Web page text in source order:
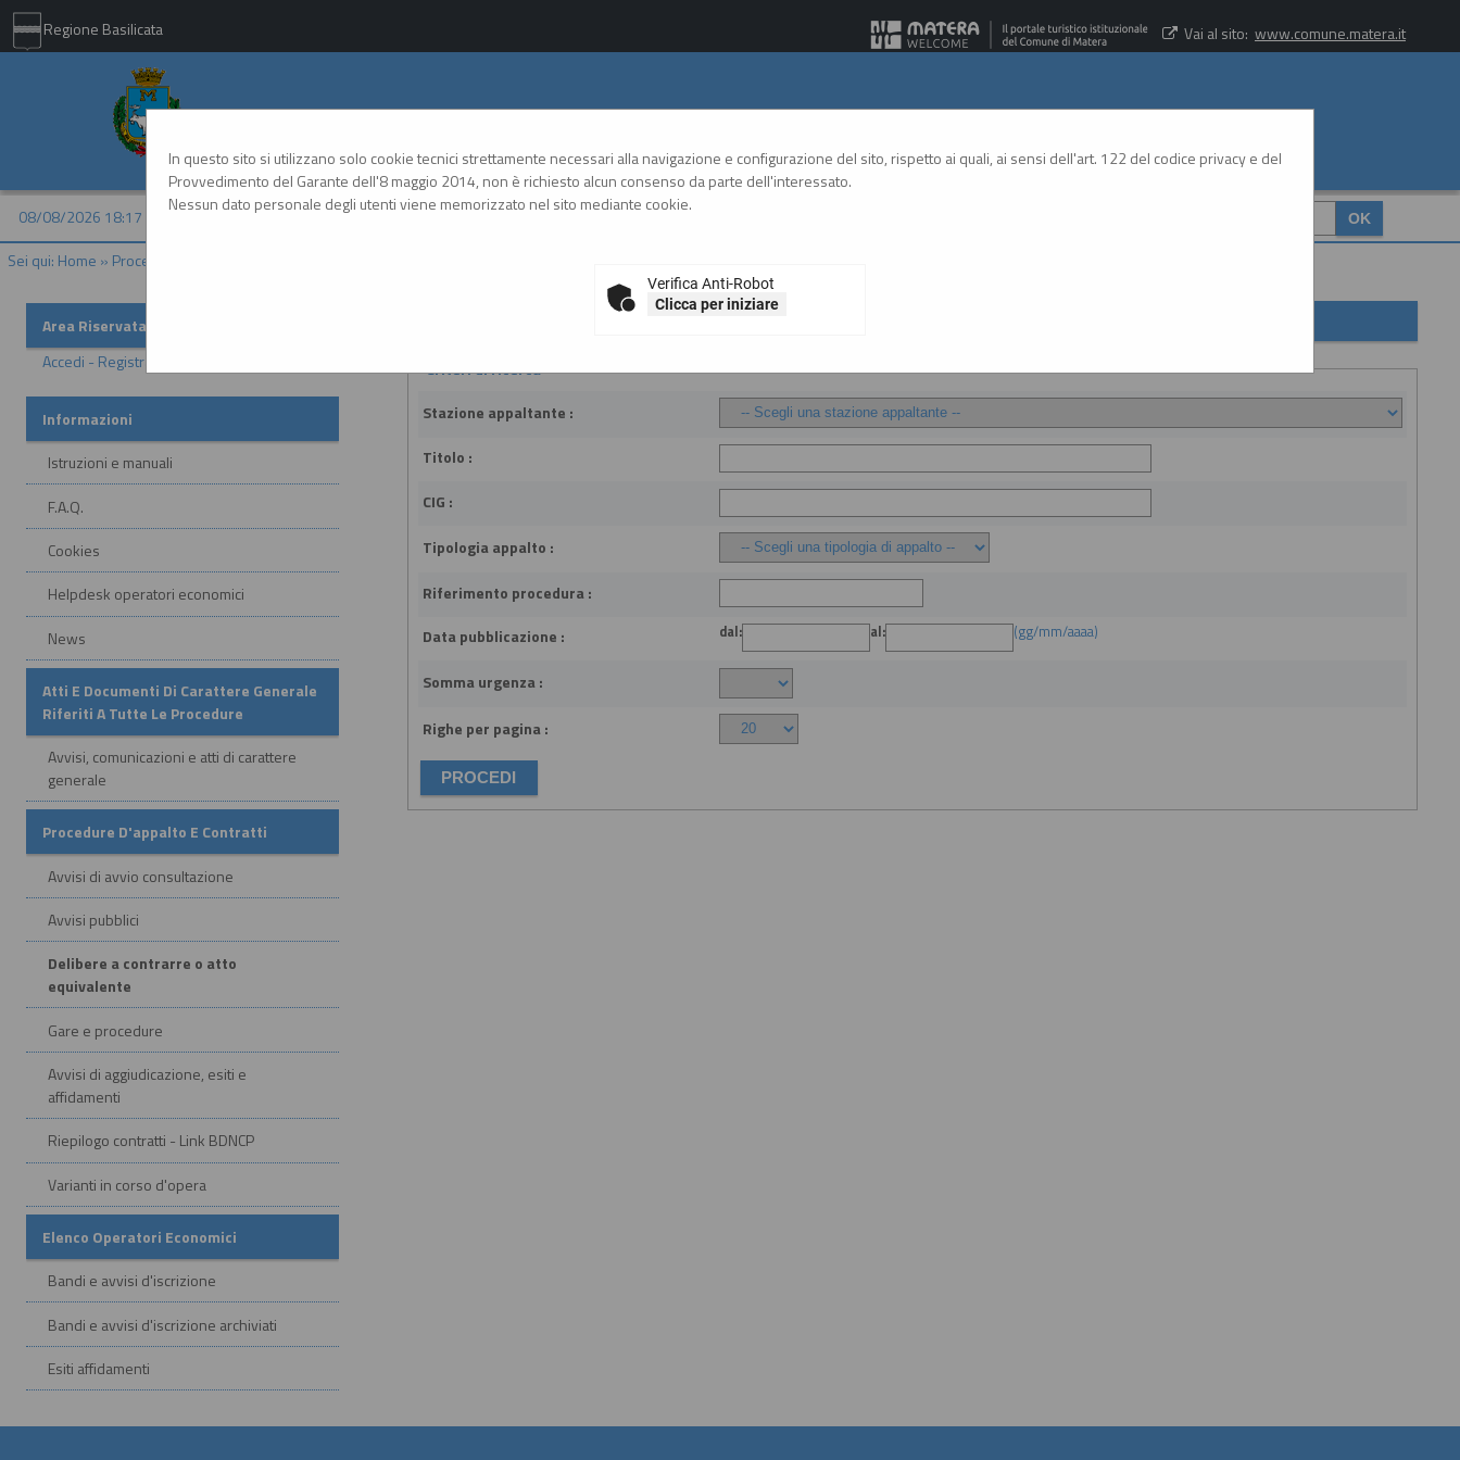
Regione Basilicata Vai al sito: www.comune.matera.it
Comune di Matera - Gare Telematiche
08/08/2026 18:17 A A GRAFICATESTO
Sei qui: Home » Procedure d'appalto e contratti
In questo sito si utilizzano solo cookie tecnici strettamente necessari alla navigazione e configurazione del sito, rispetto ai quali, ai sensi dell'art. 122 del codice privacy e del
Provvedimento del Garante dell'8 maggio 2014, non è richiesto alcun consenso da parte dell'interessato.
Nessun dato personale degli utenti viene memorizzato nel sito mediante cookie.
Verifica Anti-Robot
Clicca per iniziare
Area Riservata
Accedi - Registrati
Informazioni
Istruzioni e manuali
F.A.Q.
Cookies
Helpdesk operatori economici
News
Atti E Documenti Di Carattere Generale
Riferiti A Tutte Le Procedure
Avvisi, comunicazioni e atti di carattere
generale
Procedure D'appalto E Contratti
Avvisi di avvio consultazione
Avvisi pubblici
Delibere a contrarre o atto
equivalente
Gare e procedure
Avvisi di aggiudicazione, esiti e
affidamenti
Riepilogo contratti - Link BDNCP
Varianti in corso d'opera
Elenco Operatori Economici
Bandi e avvisi d'iscrizione
Bandi e avvisi d'iscrizione archiviati
Esiti affidamenti
Criteri di ricerca
Stazione appaltante :
Titolo :
CIG :
Tipologia appalto :
Riferimento procedura :
Data pubblicazione :
dal: al: (gg/mm/aaaa)
Somma urgenza :
Righe per pagina :